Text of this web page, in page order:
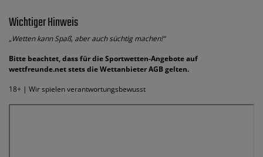
Wichtiger Hinweis
„Wetten kann Spaß, aber auch süchtig machen!“
Bitte beachtet, dass für die Sportwetten-Angebote auf
wettfreunde.net stets die Wettanbieter AGB gelten.
18+ | Wir spielen verantwortungsbewusst